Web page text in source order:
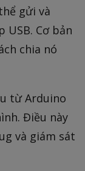
gửi và
USB. Cơ bản
chia nó
từ Arduino
Điều này
và giám sát